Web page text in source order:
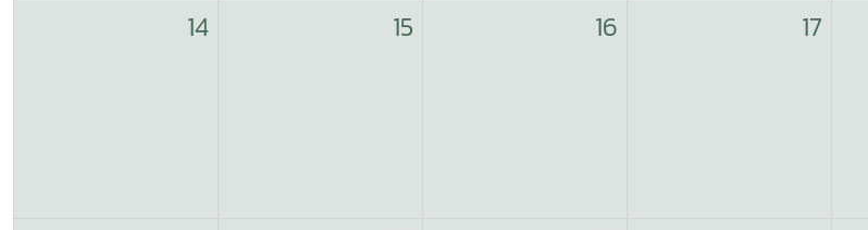
14 15 16 17